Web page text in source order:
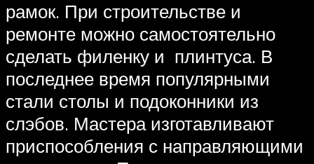
рамок. При строительстве и
ремонте можно самостоятельно
сделать филенку и плинтуса. В
последнее время популярными
стали столы и подоконники из
слэбов. Мастера изготавливают
приспособления с направляющими